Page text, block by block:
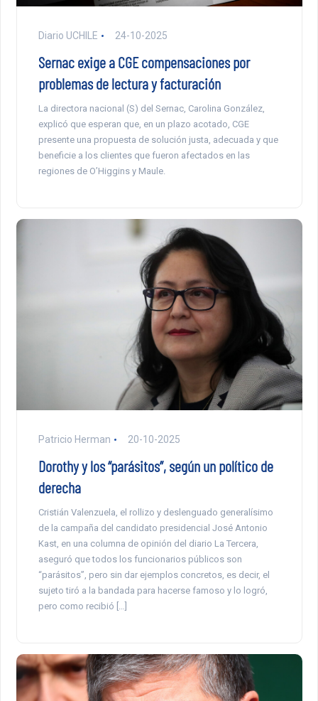
Diario UCHILE 24-10-2025
Sernac exige a CGE compensaciones por
problemas de lectura y facturación
La directora nacional (S) del Sernac, Carolina González,
explicó que esperan que, en un plazo acotado, CGE
presente una propuesta de solución justa, adecuada y que
beneficie a los clientes que fueron afectados en las
regiones de O’Higgins y Maule.
Patricio Herman 20-10-2025
Dorothy y los “parásitos”, según un político de
derecha
Cristián Valenzuela, el rollizo y deslenguado generalísimo
de la campaña del candidato presidencial José Antonio
Kast, en una columna de opinión del diario La Tercera,
aseguró que todos los funcionarios públicos son
“parásitos”, pero sin dar ejemplos concretos, es decir, el
sujeto tiró a la bandada para hacerse famoso y lo logró,
pero como recibió […]